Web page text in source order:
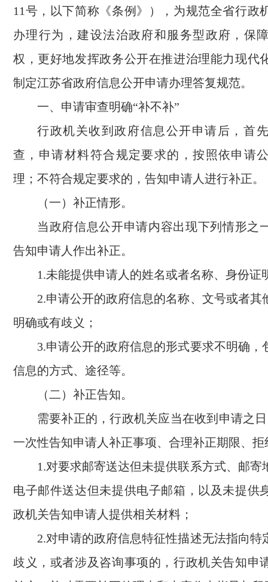
11号，以下简称《条例》），为规范全省行政
办理行为，建设法治政府和服务型政府，保
权，更好地发挥政务公开在推进治理能力现代
制定江苏省政府信息公开申请办理答复规范。
一、申请审查明确“补不补”
行政机关收到政府信息公开申请后，首
查，申请材料符合规定要求的，按照依申请
理；不符合规定要求的，告知申请人进行补正。
（一）补正情形。
当政府信息公开申请内容出现下列情形之
告知申请人作出补正。
1.未能提供申请人的姓名或者名称、身份证
2.申请公开的政府信息的名称、文号或者其
明确或有歧义；
3.申请公开的政府信息的形式要求不明确，
信息的方式、途径等。
（二）补正告知。
需要补正的，行政机关应当在收到申请之
一次性告知申请人补正事项、合理补正期限、
1.对要求邮寄送达但未提供联系方式、邮寄
电子邮件送达但未提供电子邮箱，以及未提供
政机关告知申请人提供相关材料；
2.对申请的政府信息特征性描述无法指向特
歧义，或者涉及咨询事项的，行政机关告知申